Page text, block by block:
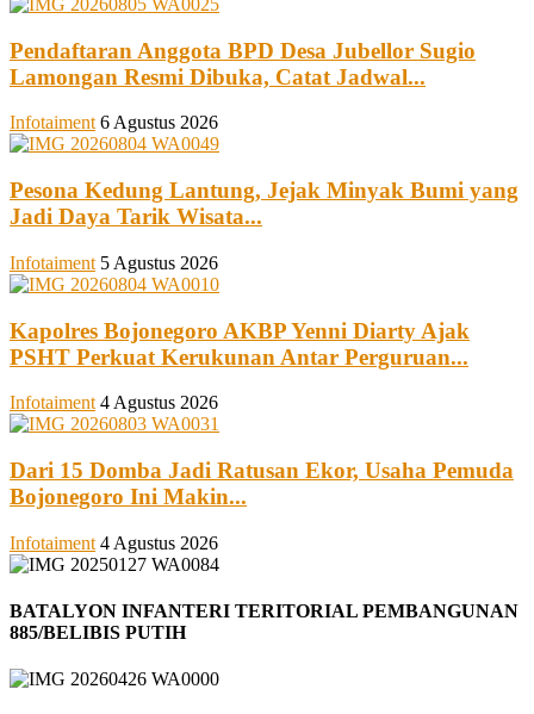
Pendaftaran Anggota BPD Desa Jubellor Sugio
Lamongan Resmi Dibuka, Catat Jadwal...
Infotaiment 6 Agustus 2026
Pesona Kedung Lantung, Jejak Minyak Bumi yang
Jadi Daya Tarik Wisata...
Infotaiment 5 Agustus 2026
Kapolres Bojonegoro AKBP Yenni Diarty Ajak
PSHT Perkuat Kerukunan Antar Perguruan...
Infotaiment 4 Agustus 2026
Dari 15 Domba Jadi Ratusan Ekor, Usaha Pemuda
Bojonegoro Ini Makin...
Infotaiment 4 Agustus 2026
BATALYON INFANTERI TERITORIAL PEMBANGUNAN
885/BELIBIS PUTIH